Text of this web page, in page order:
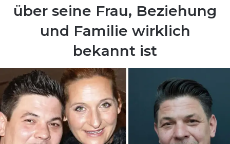
über seine Frau, Beziehung
und Familie wirklich
bekannt ist